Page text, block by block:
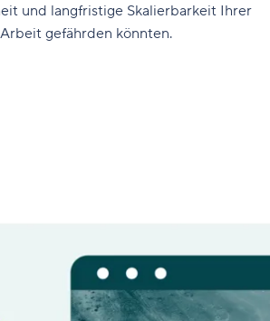
und langfristige Skalierbarkeit Ihrer
gefährden könnten.